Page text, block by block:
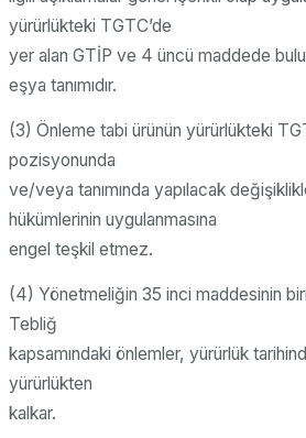
yürürlükteki TGTC’de
yer alan GTİP ve 4 üncü maddede
eşya tanımıdır.
(3) Önleme tabi ürünün yürürlükteki
pozisyonunda
ve/veya tanımında yapılacak
hükümlerinin uygulanmasına
engel teşkil etmez.
(4) Yönetmeliğin 35 inci maddesinin
Tebliğ
kapsamındaki önlemler, yürürlük
yürürlükten
kalkar.